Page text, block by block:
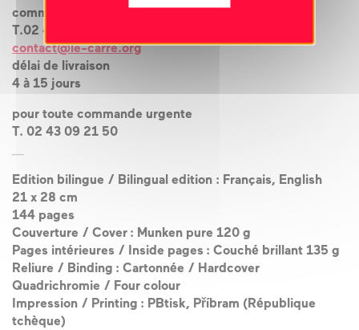
commande au
T.02 43 09 21 67
contact@le-carre.org
délai de livraison
4 à 15 jours
pour toute commande urgente
T. 02 43 09 21 50
Edition bilingue / Bilingual edition : Français, English
21 x 28 cm
144 pages
Couverture / Cover : Munken pure 120 g
Pages intérieures / Inside pages : Couché brillant 135 g
Reliure / Binding : Cartonnée / Hardcover
Quadrichromie / Four colour
Impression / Printing : PBtisk, Příbram (République
tchèque)